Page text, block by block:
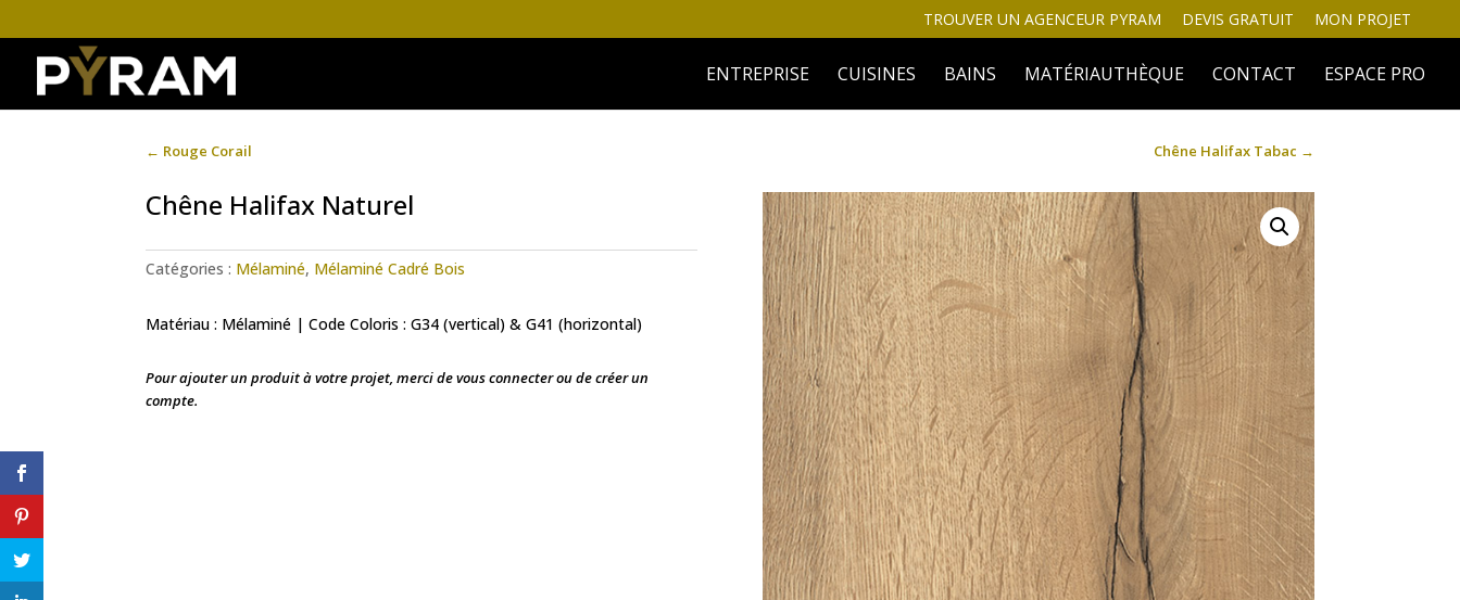
TROUVER UN AGENCEUR PYRAM DEVIS GRATUIT MON PROJET
ENTREPRISE CUISINES BAINS MATÉRIAUTHÈQUE CONTACT ESPACE PRO
← Rouge Corail Chêne Halifax Tabac →
Chêne Halifax Naturel
Catégories : Mélaminé, Mélaminé Cadré Bois
Matériau : Mélaminé | Code Coloris : G34 (vertical) & G41 (horizontal)
Pour ajouter un produit à votre projet, merci de vous connecter ou de créer un
compte.